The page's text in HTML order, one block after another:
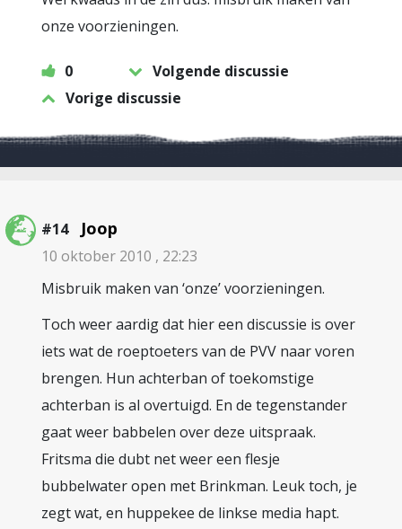
onze voorzieningen.
0
Volgende discussie
Vorige discussie
#14 Joop
10 oktober 2010 , 22:23
Misbruik maken van ‘onze’ voorzieningen.
Toch weer aardig dat hier een discussie is over
iets wat de roeptoeters van de PVV naar voren
brengen. Hun achterban of toekomstige
achterban is al overtuigd. En de tegenstander
gaat weer babbelen over deze uitspraak.
Fritsma die dubt net weer een flesje
bubbelwater open met Brinkman. Leuk toch, je
zegt wat, en huppekee de linkse media hapt.